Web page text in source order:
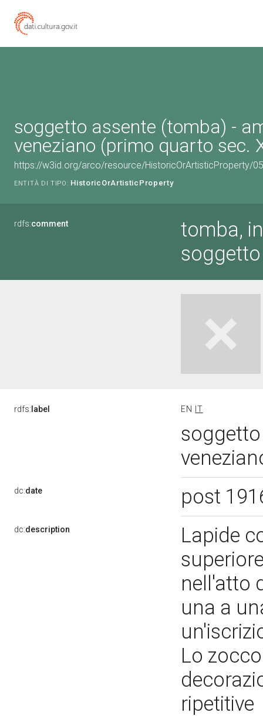
soggetto assente (tomba) -
veneziano (primo quarto sec.
https://w3id.org/arco/resource/HistoricOrArtisticProperty/
ENTITÀ DI TIPO: HistoricOrArtisticProperty
rdfs:comment
tomba,
rdfs: label EN IT
dc:date post
dc:description
Lapide
nell'atto
una a
Lo
ripetitive